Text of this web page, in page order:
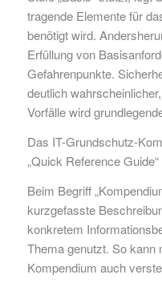
tragende Elemente für
benötigt wird.
Erfüllung von
Gefahrenpunkte.
deutlich
Vorfälle wird
Das IT-Grundschutz-
„Quick Reference Guide“
Beim Begriff
kurzgefasste
konkretem
Thema genutzt. So kann
Kompendium auch